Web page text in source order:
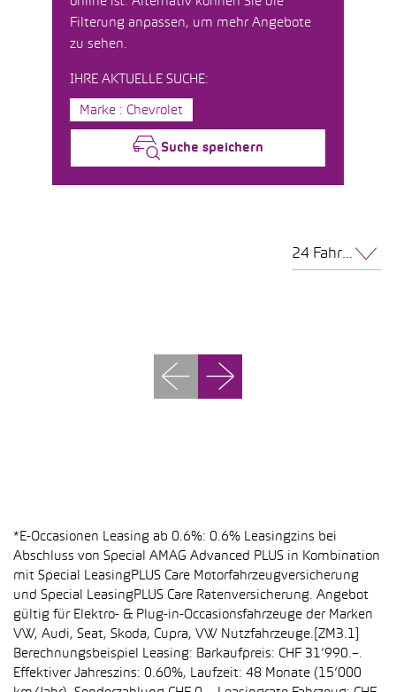
Filterung anpassen, um mehr Angebote
zu sehen.
IHRE AKTUELLE SUCHE:
Marke : Chevrolet
Suche speichern
24 Fahrzeuge pro Seite
*E-Occasionen Leasing ab 0.6%: 0.6% Leasingzins bei
Abschluss von Special AMAG Advanced PLUS in Kombination
mit Special LeasingPLUS Care Motorfahrzeugversicherung
und Special LeasingPLUS Care Ratenversicherung. Angebot
gültig für Elektro- & Plug-in-Occasionsfahrzeuge der Marken
VW, Audi, Seat, Skoda, Cupra, VW Nutzfahrzeuge.[ZM3.1]
Berechnungsbeispiel Leasing: Barkaufpreis: CHF 31’990.–.
Effektiver Jahreszins: 0.60%, Laufzeit: 48 Monate (15’000